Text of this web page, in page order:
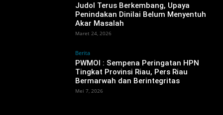
Judol Terus Berkembang, Upaya
Penindakan Dinilai Belum Menyentuh
Akar Masalah ‎
Maret 24, 2026
Berita
PWMOI : Sempena Peringatan HPN
Tingkat Provinsi Riau, Pers Riau
Bermarwah dan Berintegritas
Mei 7, 2026